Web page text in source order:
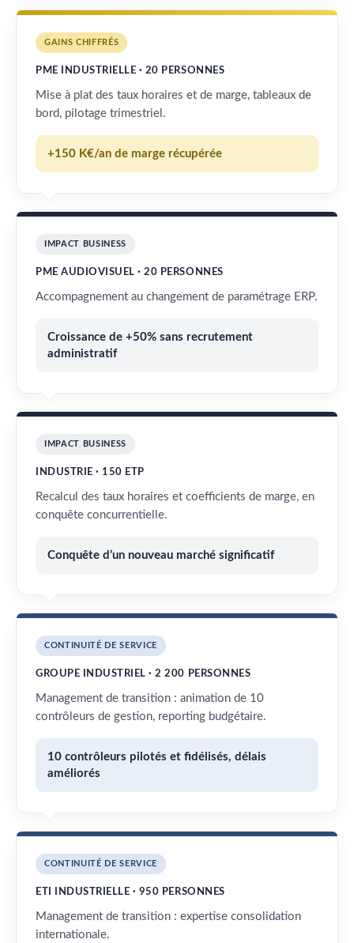
GAINS CHIFFRÉS
PME INDUSTRIELLE · 20 PERSONNES
Mise à plat des taux horaires et de marge, tableaux de
bord, pilotage trimestriel.
+150 K€/an de marge récupérée
IMPACT BUSINESS
PME AUDIOVISUEL · 20 PERSONNES
Accompagnement au changement de paramétrage ERP.
Croissance de +50% sans recrutement
administratif
IMPACT BUSINESS
INDUSTRIE · 150 ETP
Recalcul des taux horaires et coefficients de marge, en
conquête concurrentielle.
Conquête d’un nouveau marché significatif
CONTINUITÉ DE SERVICE
GROUPE INDUSTRIEL · 2 200 PERSONNES
Management de transition : animation de 10
contrôleurs de gestion, reporting budgétaire.
10 contrôleurs pilotés et fidélisés, délais
améliorés
CONTINUITÉ DE SERVICE
ETI INDUSTRIELLE · 950 PERSONNES
Management de transition : expertise consolidation
internationale.